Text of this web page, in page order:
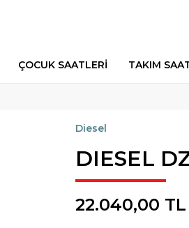
ÇOCUK SAATLERİ TAKIM
Diesel
DIESEL
22.040,00 TL